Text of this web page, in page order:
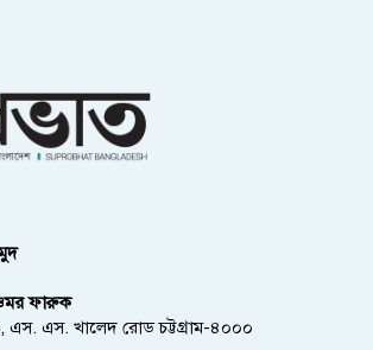
ফারুক
এস. এস. খালেদ রোড চট্টগ্রাম-৪০০০